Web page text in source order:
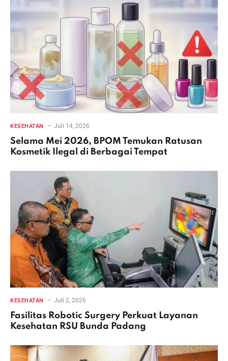
KESEHATAN Juli 14, 2026
Selama Mei 2026, BPOM Temukan Ratusan
Kosmetik Ilegal di Berbagai Tempat
KESEHATAN Juli 2, 2026
Fasilitas Robotic Surgery Perkuat Layanan
Kesehatan RSU Bunda Padang